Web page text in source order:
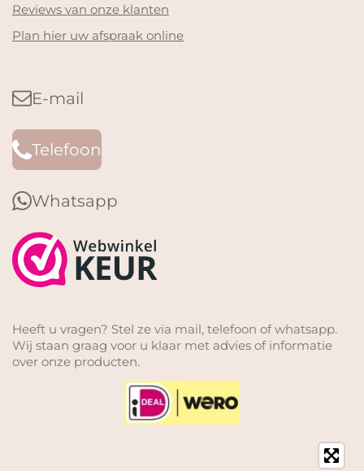
Reviews van onze klanten
Plan hier uw afspraak online
E-mail
Telefoon
Whatsapp
Heeft u vragen? Stel ze via mail, telefoon of whatsapp.
Wij staan graag voor u klaar met advies of informatie
over onze producten.